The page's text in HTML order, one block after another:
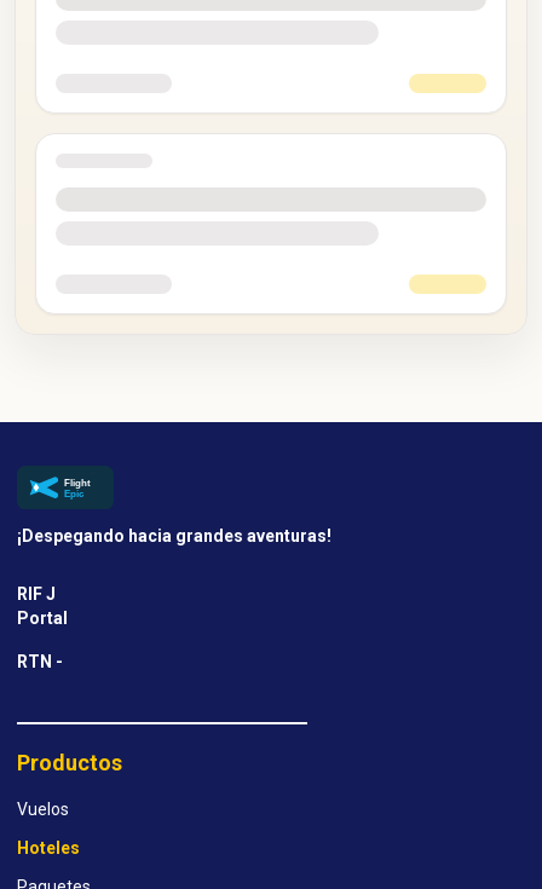
¡Despegando hacia grandes aventuras!
RIF J
Portal
RTN -
Productos
Vuelos
Hoteles